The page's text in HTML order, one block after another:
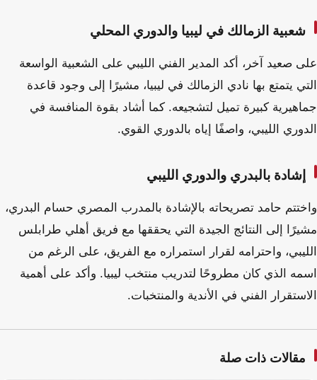
شعبية الزمالك في ليبيا والدوري المحلي
على صعيد آخر، أكد المدير الفني الليبي على الشعبية الواسعة
التي يتمتع بها نادي الزمالك في ليبيا، مشيرًا إلى وجود قاعدة
جماهيرية كبيرة تميل لتشجيعه. كما أشاد بقوة المنافسة في
الدوري الليبي، واصفًا إياه بالدوري القوي.
إشادة بالبدري والدوري الليبي
واختتم حامد تصريحاته بالإشادة بالمدرب المصري حسام البدري،
مشيرًا إلى النتائج الجيدة التي يحققها مع فريق أهلي طرابلس
الليبي، واحترامه لقرار استمراره مع الفريق، على الرغم من
اسمه الذي كان مطروحًا لتدريب منتخب ليبيا. وأكد على أهمية
الاستقرار الفني في الأندية والمنتخبات.
مقالات ذات صلة